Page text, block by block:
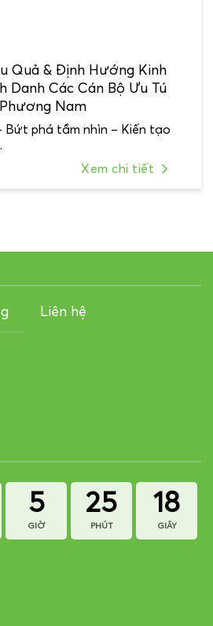
Quả & Định Hướng Kinh
Danh Các Cán Bộ Ưu Tú
Nam
Bứt phá tầm nhìn – Kiến tạo
Xem chi tiết
Liên hệ
5
GIỜ
25
PHÚT
18
GIÂY